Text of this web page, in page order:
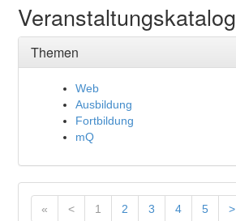
Veranstaltungskatalog
Themen
Web
Ausbildung
Fortbildung
mQ
« < 1 2 3 4 5 >